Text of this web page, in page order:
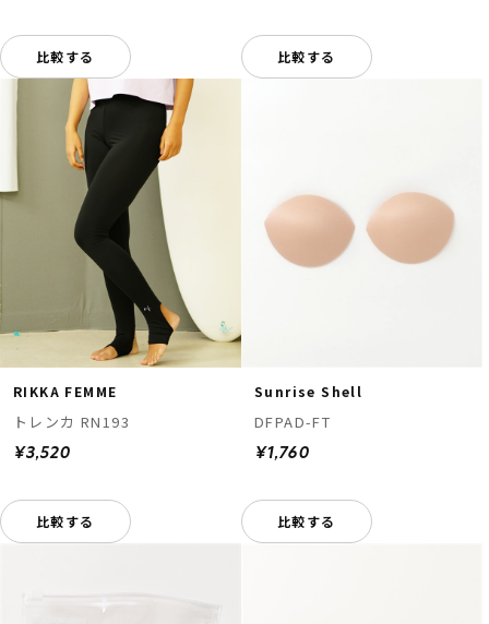
ムラサキスポーツ 公式アプリ
ポイント・クーポンもこのアプリで！
比較する 比較する
RIKKA FEMME
トレンカ RN193
¥3,520
比較する
Sunrise Shell
DFPAD-FT
¥1,760
比較する